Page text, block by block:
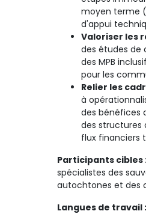
moyen terme
d'appui
Valoriser les
des études de
des MPB
pour les
Relier les
à
des bénéfices
des structures
flux financiers
Participants cibles
spécialistes des
autochtones et des
Langues de travail :